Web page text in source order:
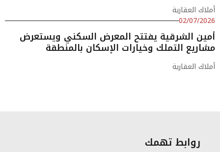
أملاك العقارية
02/07/2026
أمين الشرقية يفتتح المعرض السكني ويستعرض
مشاريع التملك وخيارات الإسكان بالمنطقة
أملاك العقارية
روابط تهمك